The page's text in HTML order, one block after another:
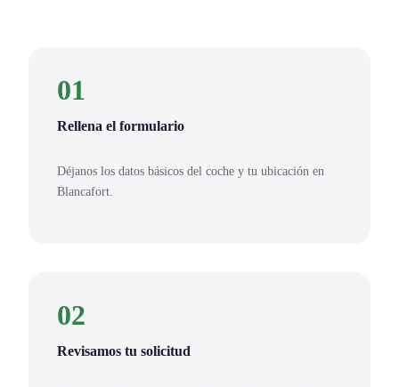
01
Rellena el formulario
Déjanos los datos básicos del coche y tu ubicación en
Blancafort.
02
Revisamos tu solicitud